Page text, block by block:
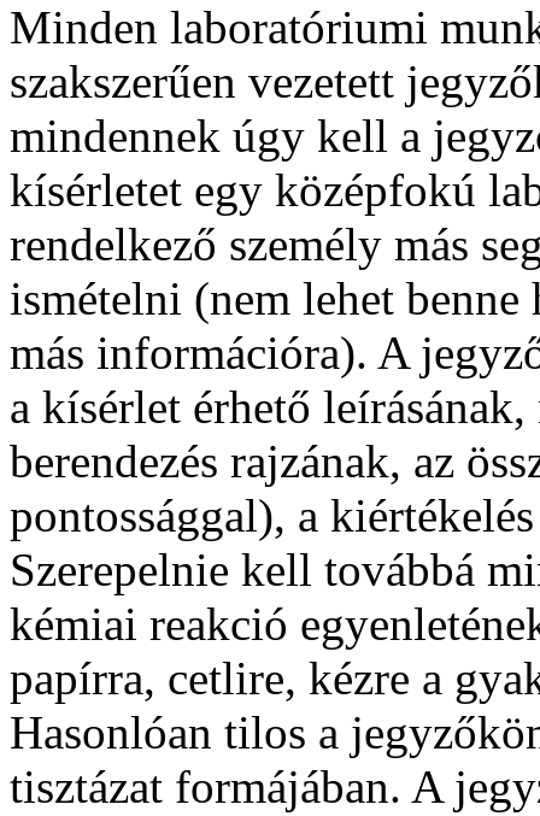
Minden laboratóriumi
szakszerűen vezetett
mindennek úgy kell a
kísérletet egy középfokú
rendelkező személy más
ismételni (nem lehet
más információra). A
a kísérlet érhető
berendezés rajzának, az
pontossággal), a
Szerepelnie kell továbbá
kémiai reakció
papírra, cetlire, kézre a
Hasonlóan tilos a
tisztázat formájában. A